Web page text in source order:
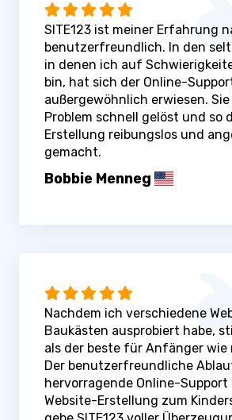
SITE123 ist meiner Erfahrung
benutzerfreundlich. In den
in denen ich auf
bin, hat sich der Online-
außergewöhnlich erwiesen.
Problem schnell gelöst und so
Erstellung reibungslos und
gemacht.
Bobbie Menneg
Nachdem ich verschiedene
Baukästen ausprobiert habe,
als der beste für Anfänger wie
Der benutzerfreundliche
hervorragende Online-Support
Website-Erstellung zum